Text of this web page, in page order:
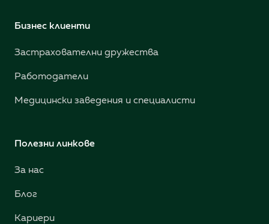
Бизнес клиенти
Застрахователни дружества
Работодатели
Медицински заведения и специалисти
Полезни линкове
За нас
Блог
Кариери